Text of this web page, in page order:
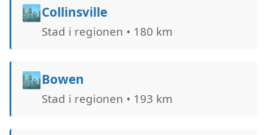
🏙️Collinsville
Stad i regionen • 180 km
🏙️Bowen
Stad i regionen • 193 km